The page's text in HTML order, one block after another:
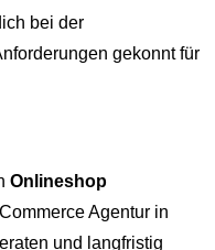
bei der
gekonnt für
Onlineshop
Agentur in
und langfristig